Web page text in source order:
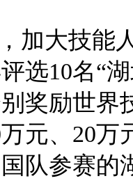
加大技能
选10名“
奖励世界
元、20
队参赛的